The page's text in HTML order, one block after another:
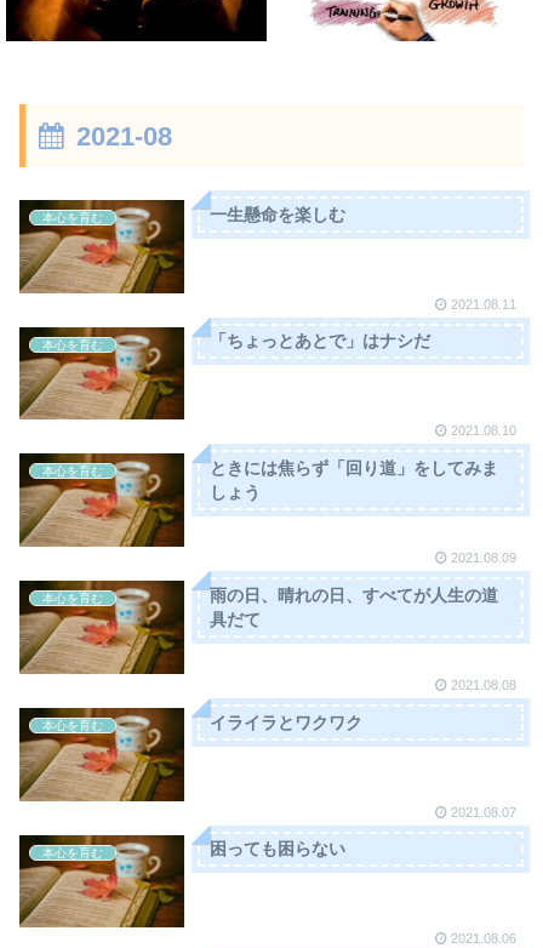
2021-08
本心を育む 一生懸命を楽しむ
2021.08.11
本心を育む 「ちょっとあとで」はナシだ
2021.08.10
本心を育む
ときには焦らず「回り道」をしてみま
しょう
2021.08.09
本心を育む
雨の日、晴れの日、すべてが人生の道
具だて
2021.08.08
本心を育む イライラとワクワク
2021.08.07
本心を育む 困っても困らない
2021.08.06